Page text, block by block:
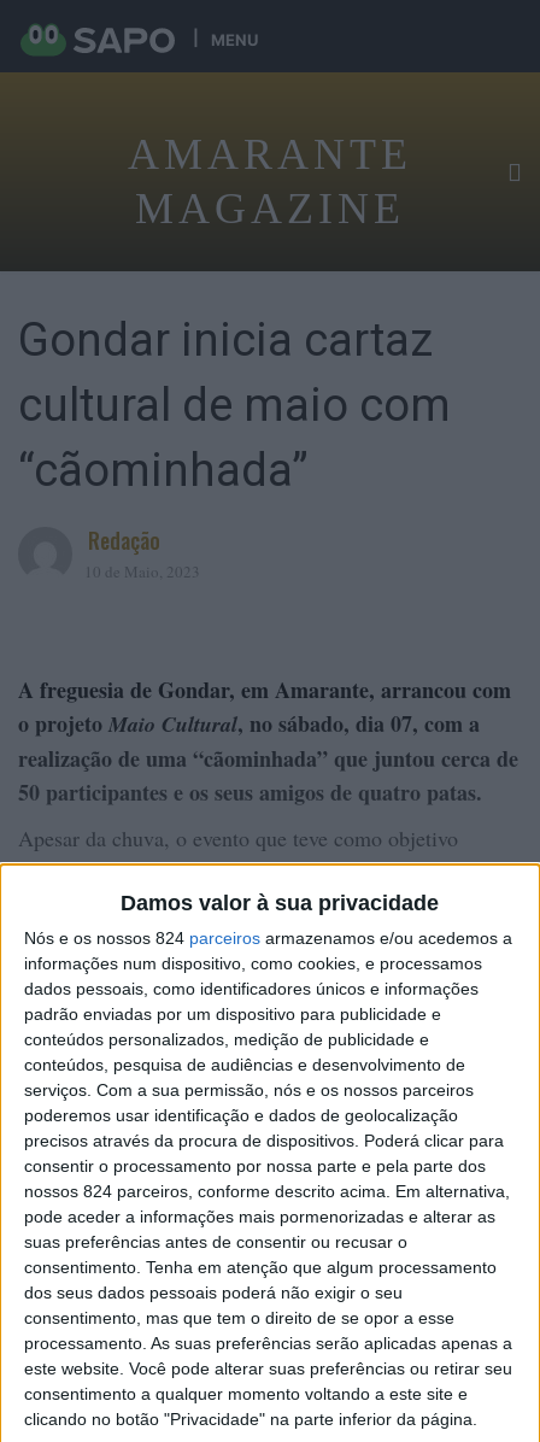
MENU
Damos valor à sua privacidade
Nós e os nossos 824 parceiros armazenamos e/ou acedemos a
informações num dispositivo, como cookies, e processamos
dados pessoais, como identificadores únicos e informações
padrão enviadas por um dispositivo para publicidade e
conteúdos personalizados, medição de publicidade e
conteúdos, pesquisa de audiências e desenvolvimento de
serviços. Com a sua permissão, nós e os nossos parceiros
poderemos usar identificação e dados de geolocalização
precisos através da procura de dispositivos. Poderá clicar para
consentir o processamento por nossa parte e pela parte dos
nossos 824 parceiros, conforme descrito acima. Em alternativa,
pode aceder a informações mais pormenorizadas e alterar as
suas preferências antes de consentir ou recusar o
consentimento. Tenha em atenção que algum processamento
dos seus dados pessoais poderá não exigir o seu
consentimento, mas que tem o direito de se opor a esse
processamento. As suas preferências serão aplicadas apenas a
este website. Você pode alterar suas preferências ou retirar seu
consentimento a qualquer momento voltando a este site e
clicando no botão "Privacidade" na parte inferior da página.
AMARANTE
MAGAZINE
Gondar inicia cartaz
cultural de maio com
“cãominhada”
Redação
10 de Maio, 2023
A freguesia de Gondar, em Amarante, arrancou com
o projeto Maio Cultural, no sábado, dia 07, com a
realização de uma “cãominhada” que juntou cerca de
50 participantes e os seus amigos de quatro patas.
Apesar da chuva, o evento que teve como objetivo
despertar o interesse em conhecer melhor a região,
“cumpriu-se integralmente, sem atrasos ou imprevistos”,
informa a Junta de Freguesia de Gondar, em
comunicado.
O percurso, que iniciou no Parque de Lazer de Larim,
contemplou a passagem por pontos de interesse cultural
da freguesia e locais de grande beleza paisagística.
Segundo a autarquia local, a caminhada cultural foi um
sucesso “demonstrando que a vontade de conhecer e
valorizar a freguesia é muito forte entre os moradores e
visitantes”, conclui.
O programa do Maio Cultural prossegue no dia 20, no
Campo de Futebol de Gondar, com jogos tradicionais,
animação musical e percussão ao vivo.
Encerra no dia 28, no Parque de lazer de Larim, com
concerto ao vivo, demonstração da viola amarantina e
CONTINUAR A LER
More : cãominhada, Gondar
Previous post
Peixe do Rio em Baião
para promover
turismo e deliciar
apreciadores
Peças de teatro
sensibilizam idosos
de Baião na
prevenção de burlas